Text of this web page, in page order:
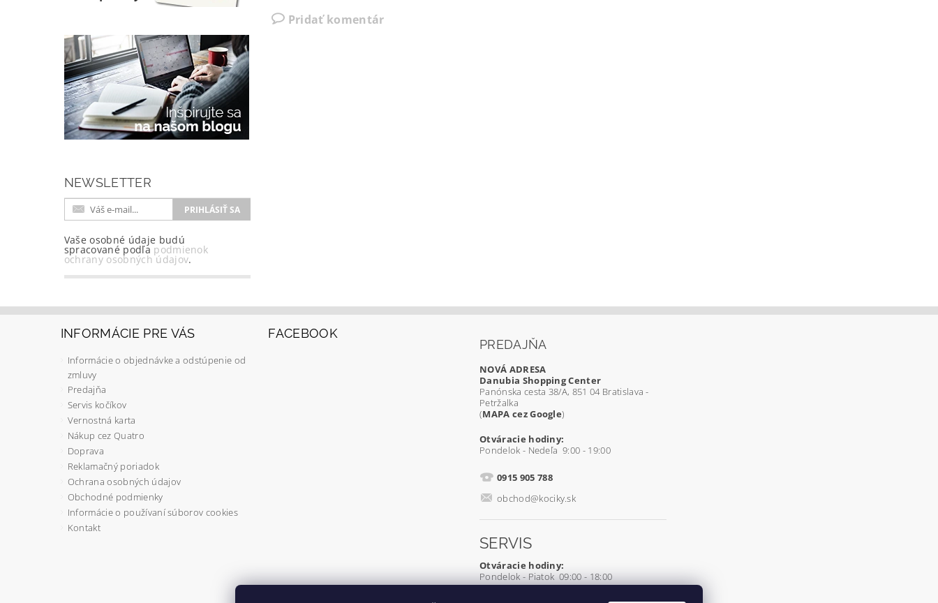
NEWSLETTER
Vaše osobné údaje budú
spracované podľa podmienok
ochrany osobných údajov.
Pridať komentár
INFORMÁCIE PRE VÁS
Informácie o objednávke a odstúpenie od
zmluvy
Predajňa
Servis kočíkov
Vernostná karta
Nákup cez Quatro
Doprava
Reklamačný poriadok
Ochrana osobných údajov
Obchodné podmienky
Informácie o používaní súborov cookies
Kontakt
FACEBOOK
PREDAJŇA
NOVÁ ADRESA
Danubia Shopping Center
Panónska cesta 38/A, 851 04 Bratislava -
Petržalka
(MAPA cez Google)
Otváracie hodiny:
Pondelok - Nedeľa 9:00 - 19:00
0915 905 788
obchod@kociky.sk
SERVIS
Otváracie hodiny:
Pondelok - Piatok 09:00 - 18:00